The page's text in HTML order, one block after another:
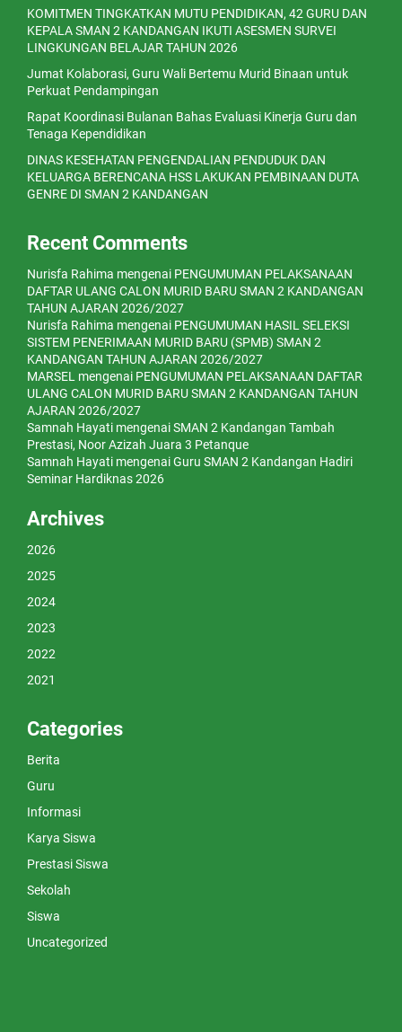
KOMITMEN TINGKATKAN MUTU PENDIDIKAN, 42 GURU DAN
KEPALA SMAN 2 KANDANGAN IKUTI ASESMEN SURVEI
LINGKUNGAN BELAJAR TAHUN 2026
Jumat Kolaborasi, Guru Wali Bertemu Murid Binaan untuk
Perkuat Pendampingan
Rapat Koordinasi Bulanan Bahas Evaluasi Kinerja Guru dan
Tenaga Kependidikan
DINAS KESEHATAN PENGENDALIAN PENDUDUK DAN
KELUARGA BERENCANA HSS LAKUKAN PEMBINAAN DUTA
GENRE DI SMAN 2 KANDANGAN
Recent Comments
Nurisfa Rahima mengenai PENGUMUMAN PELAKSANAAN
DAFTAR ULANG CALON MURID BARU SMAN 2 KANDANGAN
TAHUN AJARAN 2026/2027
Nurisfa Rahima mengenai PENGUMUMAN HASIL SELEKSI
SISTEM PENERIMAAN MURID BARU (SPMB) SMAN 2
KANDANGAN TAHUN AJARAN 2026/2027
MARSEL mengenai PENGUMUMAN PELAKSANAAN DAFTAR
ULANG CALON MURID BARU SMAN 2 KANDANGAN TAHUN
AJARAN 2026/2027
Samnah Hayati mengenaiSMAN 2 Kandangan Tambah
Prestasi, Noor Azizah Juara 3 Petanque
Samnah Hayati mengenaiGuru SMAN 2 Kandangan Hadiri
Seminar Hardiknas 2026
Archives
2026
2025
2024
2023
2022
2021
Categories
Berita
Guru
Informasi
Karya Siswa
Prestasi Siswa
Sekolah
Siswa
Uncategorized